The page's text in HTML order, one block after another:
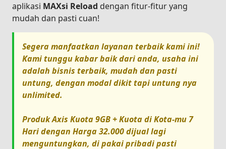
aplikasi MAXsi Reload dengan fitur-fitur yang
mudah dan pasti cuan!
Segera manfaatkan layanan terbaik kami ini!
Kami tunggu kabar baik dari anda, usaha ini
adalah bisnis terbaik, mudah dan pasti
untung, dengan modal dikit tapi untung nya
unlimited.
ProdukAxis Kuota 9GB + Kuota di Kota-mu 7
Haridengan Harga32.000dijual lagi
menguntungkan, di pakai pribadi pasti